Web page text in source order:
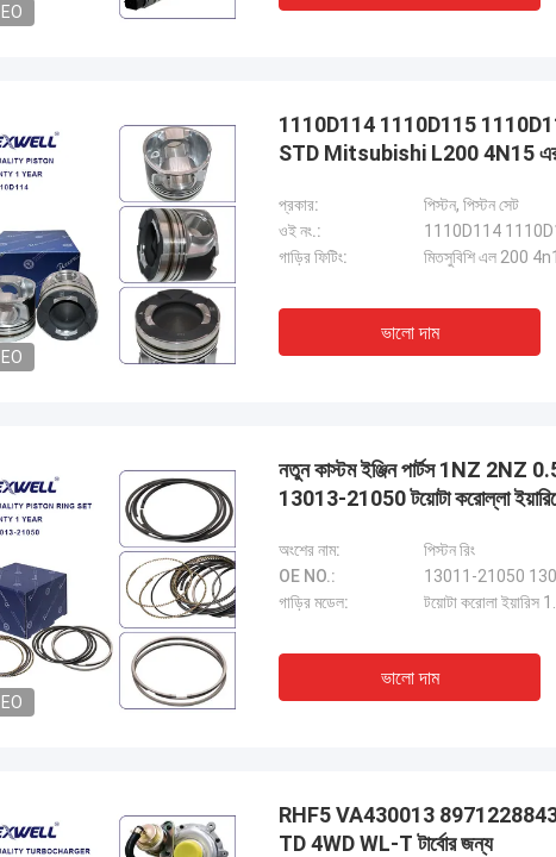
1110D114 1110D115
STD Mitsubishi L200 4N15
প্রকার:
পিস্টন, পিস্টন সেট
ওই নং.:
1110D114
গাড়ির ফিটিং:
মিতসুবিশি এল 200
ভালো দাম
নতুন কাস্টম ইঞ্জিন পার্টস 1NZ
13013-21050 টয়োটা করোল্লা
অংশের নাম:
পিস্টন রিং
OE NO.:
13011-21050
গাড়ির মডেল:
টয়োটা করোলা
ভালো দাম
RHF5 VA430013 8971228843 নতুন
TD 4WD WL-T টার্বোর জন্য